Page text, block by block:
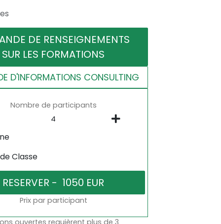
DE RENSEIGNEMENTS
SUR LES FORMATIONS
D'INFORMATIONS CONSULTING
Nombre de participants
Classe
Prix par participant
ouvertes requièrent plus de 3